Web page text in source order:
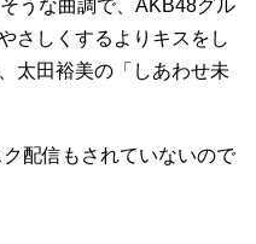
うな曲調で、AKB48グル
さしくするよりキスをし
太田裕美の「しあわせ未
配信もされていないので